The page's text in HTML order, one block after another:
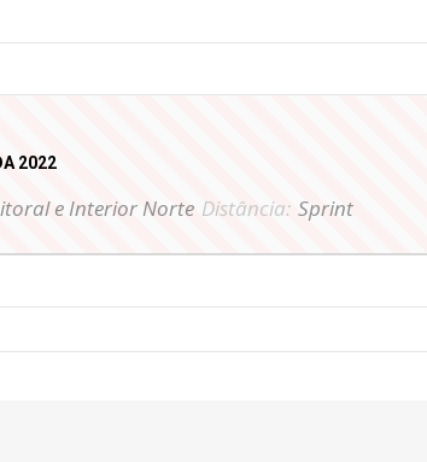
2022
e Interior Norte Distância: Sprint